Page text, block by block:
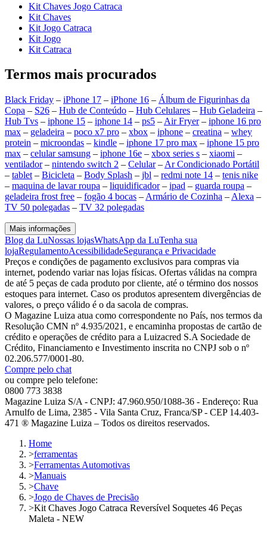
Kit Chaves Jogo Catraca
Kit Chaves
Kit Jogo Catraca
Kit Jogo
Kit Catraca
Termos mais procurados
Black Friday – iPhone 17 – iPhone 16 – Álbum de Figurinhas da
Copa – S26 – Hub de Conteúdo – Hub Celulares – Hub Geladeira –
Hub Tvs – iphone 15 – iphone 14 – ps5 – Air Fryer– iphone 16 pro
max – geladeira – poco x7 pro – xbox – iphone – creatina – whey
protein – microondas – kindle – iphone 17 pro max – iphone 15 pro
max – celular samsung – iphone 16e – xbox series s – xiaomi –
ventilador– nintendo switch 2 – Celular– Ar Condicionado Portátil
– tablet – Bicicleta – Body Splash – jbl – redmi note 14 – tenis nike
– maquina de lavar roupa – liquidificador– ipad – guarda roupa –
geladeira frost free – fogão 4 bocas – Armário de Cozinha – Alexa –
TV 50 polegadas – TV 32 polegadas
Mais informações
Blog da LuNossas lojasWhatsApp da LuTenha sua
lojaRegulamentoAcessibilidadeSegurança e Privacidade
Preços e condições de pagamento exclusivos para compras via
internet, podendo variar nas lojas físicas. Ofertas válidas na compra
de até 5 peças de cada produto por cliente, até o término dos nossos
estoques para internet. Caso os produtos apresentem divergências de
valores, o preço válido é o da sacola de compras.
O Magazine Luiza atua como correspondente no País, nos termos da
Resolução CMN nº 4.935/2021, e encaminha propostas de cartão de
crédito e operações de crédito para a Luizacred S.A Sociedade de
Crédito, Financiamento e Investimento inscrita no CNPJ sob o nº
02.206.577/0001-80.
Compre pelo chat
ou compre pelo telefone:
0800 773 3838
Magazine Luiza S/A - CNPJ: 47.960.950/1088-36 - Endereço: Rua
Arnulfo de Lima, 2385 - Vila Santa Cruz, Franca/SP - CEP 14.403-
471 ® Magazine Luiza – Todos os direitos reservados.
Home
>ferramentas
>Ferramentas Automotivas
>Manuais
>Chave
>Jogo de Chaves de Precisão
>Kit Chaves Jogo Catraca Reversível Soquetes 46 Peças
Maleta - NEW